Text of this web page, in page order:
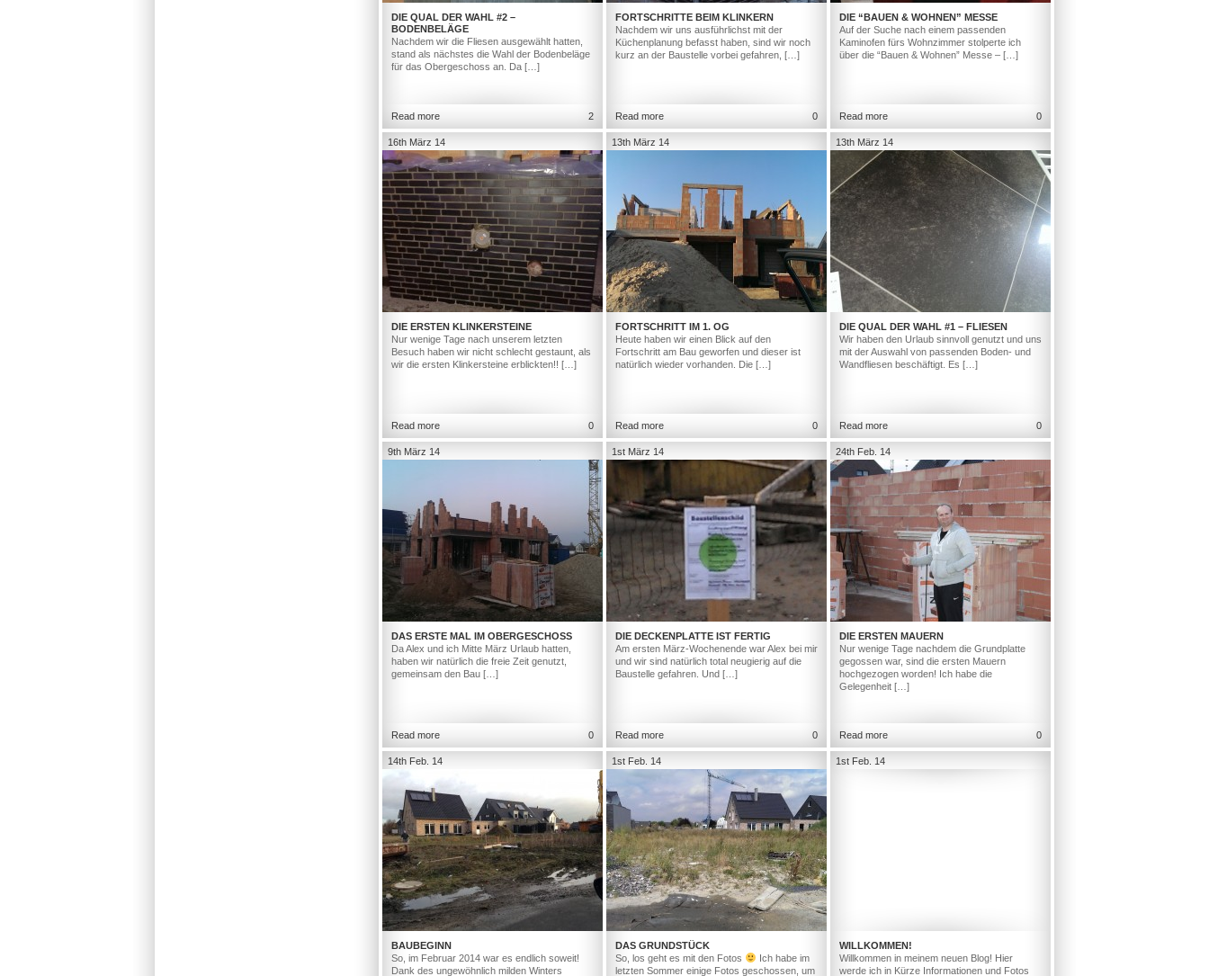
DIE QUAL DER WAHL #2 –
BODENBELÄGE
Nachdem wir die Fliesen ausgewählt hatten,
stand als nächstes die Wahl der Bodenbeläge
für das Obergeschoss an. Da […]
Read more 2
FORTSCHRITTE BEIM KLINKERN
Nachdem wir uns ausführlichst mit der
Küchenplanung befasst haben, sind wir noch
kurz an der Baustelle vorbei gefahren, […]
Read more 0
DIE “BAUEN & WOHNEN” MESSE
Auf der Suche nach einem passenden
Kaminofen fürs Wohnzimmer stolperte ich
über die “Bauen & Wohnen” Messe – […]
Read more 0
16th März 14
DIE ERSTEN KLINKERSTEINE
Nur wenige Tage nach unserem letzten
Besuch haben wir nicht schlecht gestaunt, als
wir die ersten Klinkersteine erblickten!! […]
Read more 0
13th März 14
FORTSCHRITT IM 1. OG
Heute haben wir einen Blick auf den
Fortschritt am Bau geworfen und dieser ist
natürlich wieder vorhanden. Die […]
Read more 0
13th März 14
DIE QUAL DER WAHL #1 – FLIESEN
Wir haben den Urlaub sinnvoll genutzt und uns
mit der Auswahl von passenden Boden- und
Wandfliesen beschäftigt. Es […]
Read more 0
9th März 14
DAS ERSTE MAL IM OBERGESCHOSS
Da Alex und ich Mitte März Urlaub hatten,
haben wir natürlich die freie Zeit genutzt,
gemeinsam den Bau […]
Read more 0
1st März 14
DIE DECKENPLATTE IST FERTIG
Am ersten März-Wochenende war Alex bei mir
und wir sind natürlich total neugierig auf die
Baustelle gefahren. Und […]
Read more 0
24th Feb. 14
DIE ERSTEN MAUERN
Nur wenige Tage nachdem die Grundplatte
gegossen war, sind die ersten Mauern
hochgezogen worden! Ich habe die
Gelegenheit […]
Read more 0
14th Feb. 14
BAUBEGINN
So, im Februar 2014 war es endlich soweit!
Dank des ungewöhnlich milden Winters
1st Feb. 14
DAS GRUNDSTÜCK
So, los geht es mit den Fotos
Ich habe im
letzten Sommer einige Fotos geschossen, um
1st Feb. 14
WILLKOMMEN!
Willkommen in meinem neuen Blog! Hier
werde ich in Kürze Informationen und Fotos